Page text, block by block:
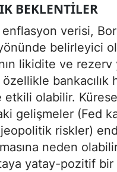
BEKLENTILER
enflasyon verisi,
belirleyici
likidite ve
özellikle bankacılık
etkili olabilir.
gelişmeler (Fed
riskler)
neden
yatay-pozitif bir